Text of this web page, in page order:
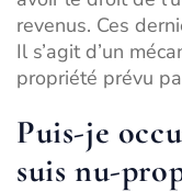
revenus. Ces
Il s’agit d’un
propriété prévu
Puis-je
suis nu-